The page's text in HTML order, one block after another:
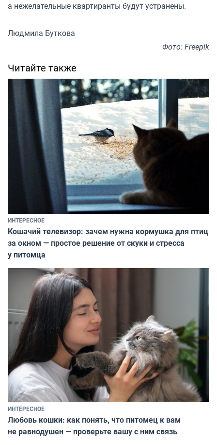
а нежелательные квартиранты будут устранены.
Людмила Буткова
Фото: Freepik
Читайте также
ИНТЕРЕСНОЕ
Кошачий телевизор: зачем нужна кормушка для птиц
за окном — простое решение от скуки и стресса
у питомца
ИНТЕРЕСНОЕ
Любовь кошки: как понять, что питомец к вам
не равнодушен — проверьте вашу с ним связь